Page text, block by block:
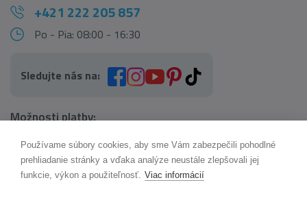
+421 222 205 857
Po - Pia: 08:00 - 16:30
Sledujte nás na:
Možnosti platby:
AI pomocník Maxík
Online
Používame súbory cookies, aby sme Vám zabezpečili pohodlné
prehliadanie stránky a vďaka analýze neustále zlepšovali jej
funkcie, výkon a použiteľnosť. Viac informácií